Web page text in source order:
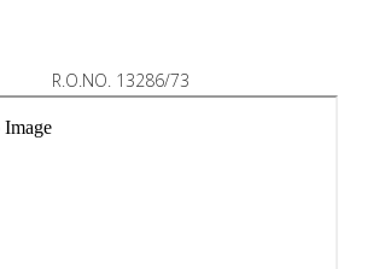
R.O.NO. 13286/73